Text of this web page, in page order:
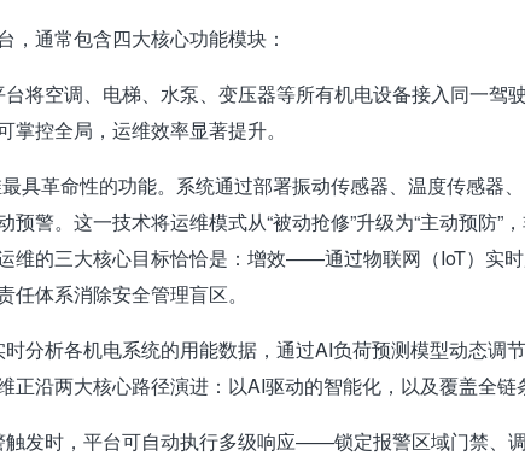
，通常包含四大核心功能模块：
台将空调、电梯、水泵、变压器等所有机电设备接入同一驾
控全局，运维效率显著提升。
具革命性的功能。系统通过部署振动传感器、温度传感器
预警。这一技术将运维模式从“被动抢修”升级为“主动预防
维的三大核心目标恰恰是：增效——通过物联网（IoT）实
体系消除安全管理盲区。
分析各机电系统的用能数据，通过AI负荷预测模型动态调
正沿两大核心路径演进：以AI驱动的智能化，以及覆盖全
触发时，平台可自动执行多级响应——锁定报警区域门禁、